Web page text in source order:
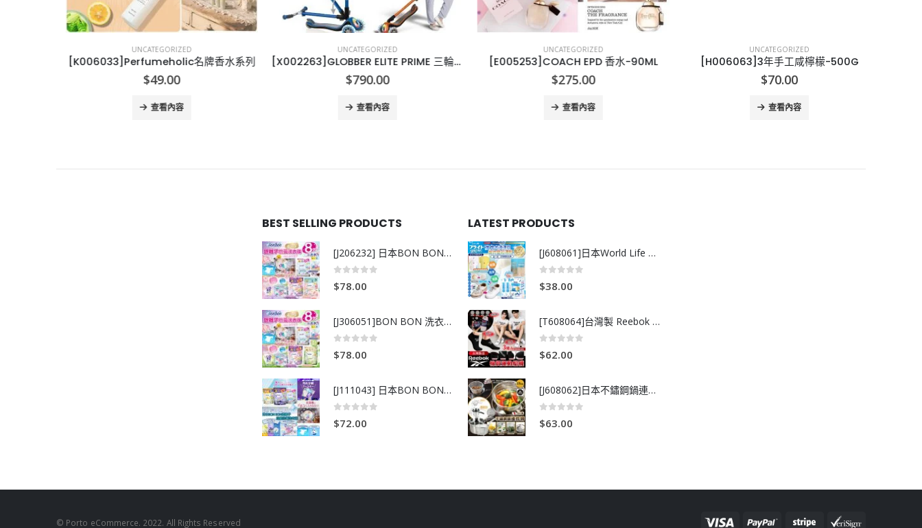
UNCATEGORIZED
[K006033]Perfumeholic名牌香水系列
49.00
查看內容
UNCATEGORIZED
[X002263]GLOBBER ELITE PRIME 三輪滑板車
790.00
查看內容
UNCATEGORIZED
[E005253]COACH EPD 香水-90ML
275.00
查看內容
UNCATEGORIZED
[H006063]3年手工咸檸檬-500G
70.00
查看內容
BEST SELLING PRODUCTS
[J206232] 日本BON BON銀離子抗菌啫喱洗衣珠 (80粒)
$78.00
[J306051]BON BON 洗衣珠-牧場+爽+玫瑰葡萄-80粒
$78.00
[J111043] 日本BON BON銀離子抗菌啫喱洗衣珠 (80粒)
$72.00
LATEST PRODUCTS
[J608061]日本World Life 力去漬彩漂粉 20g *15包
$38.00
[T608064]台灣製 Reebok 棉質運動船襪 （3入組）
$62.00
[J608062]日本不鏽鋼鍋連撈網 18cm
$63.00
© Porto eCommerce. 2022. All Rights Reserved